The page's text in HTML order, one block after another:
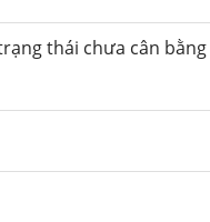
thái chưa cân bằng